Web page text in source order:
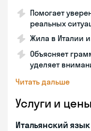
Помогает
реальных
Жила в Италии
Объясняет
уделяет
Читать дальше
Услуги и цены
Итальянский язык